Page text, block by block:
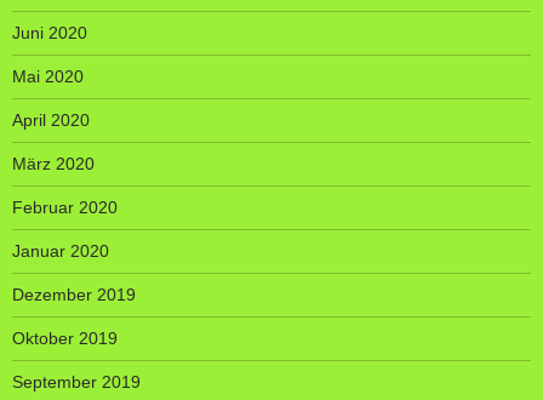
Juni 2020
Mai 2020
April 2020
März 2020
Februar 2020
Januar 2020
Dezember 2019
Oktober 2019
September 2019